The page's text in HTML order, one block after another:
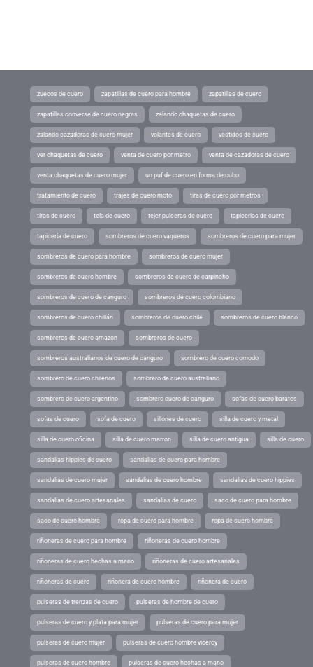
zuecos de cuero zapatillas de cuero para hombre zapatillas de cuero
zapatillas converse de cuero negras zalando chaquetas de cuero
zalando cazadoras de cuero mujer volantes de cuero vestidos de cuero
ver chaquetas de cuero venta de cuero por metro venta de cazadoras de cuero
venta chaquetas de cuero mujer un puf de cuero en forma de cubo
tratamiento de cuero trajes de cuero moto tiras de cuero por metros
tiras de cuero tela de cuero tejer pulseras de cuero tapicerias de cuero
tapicería de cuero sombreros de cuero vaqueros sombreros de cuero para mujer
sombreros de cuero para hombre sombreros de cuero mujer
sombreros de cuero hombre sombreros de cuero de carpincho
sombreros de cuero de canguro sombreros de cuero colombiano
sombreros de cuero chillán sombreros de cuero chile sombreros de cuero blanco
sombreros de cuero amazon sombreros de cuero
sombreros australianos de cuero de canguro sombrero de cuero comodo
sombrero de cuero chilenos sombrero de cuero australiano
sombrero de cuero argentino sombrero cuero de canguro sofas de cuero baratos
sofas de cuero sofa de cuero sillones de cuero silla de cuero y metal
silla de cuero oficina silla de cuero marron silla de cuero antigua silla de cuero
sandalias hippies de cuero sandalias de cuero para hombre
sandalias de cuero mujer sandalias de cuero hombre sandalias de cuero hippies
sandalias de cuero artesanales sandalias de cuero saco de cuero para hombre
saco de cuero hombre ropa de cuero para hombre ropa de cuero hombre
riñoneras de cuero para hombre riñoneras de cuero hombre
riñoneras de cuero hechas a mano riñoneras de cuero artesanales
riñoneras de cuero riñonera de cuero hombre riñonera de cuero
pulseras de trenzas de cuero pulseras de hombre de cuero
pulseras de cuero y plata para mujer pulseras de cuero para mujer
pulseras de cuero mujer pulseras de cuero hombre viceroy
pulseras de cuero hombre pulseras de cuero hechas a mano